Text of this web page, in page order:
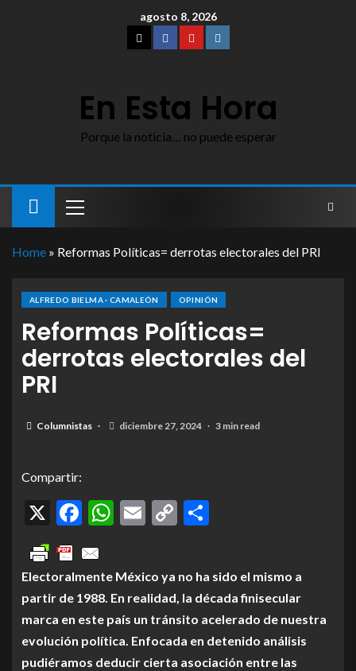
agosto 8, 2026
En Esta Hora
Porque la noticia… no puede esperar
Home » Reformas Políticas= derrotas electorales del PRI
ALFREDO BIELMA · CAMALEÓN OPINIÓN
Reformas Políticas=
derrotas electorales del
PRI
Columnistas diciembre 27, 2024 3 min read
Compartir:
X Facebook
WhatsApp
Email
Copy
Electoralmente México ya no ha sido el mismo a
partir de 1988. En realidad, la década finisecular
marca en este país un tránsito acelerado de nuestra
evolución política. Enfocada en detenido análisis
pudiéramos deducir cierta asociación entre las